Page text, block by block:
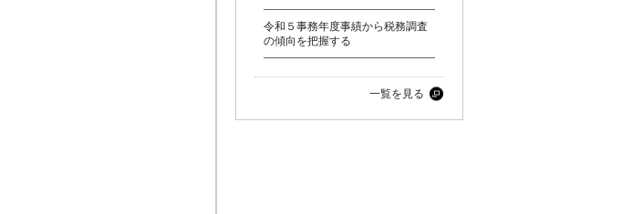
令和５事務年度事績から税務調査
の傾向を把握する
一覧を見る